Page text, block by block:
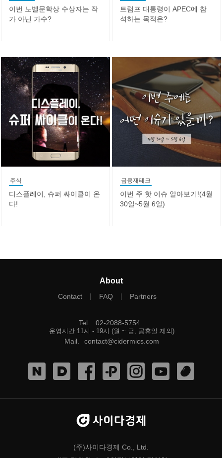
이번 노벨문학상 수상자는 작
가 아닌 가수?
트럼프 대통령이 APEC에 참
석하는 목적은?
주식
디스플레이, 슈퍼 싸이클이 온
다!
금융재테크
이번 주 핫 이슈 알아보기!(4월
30일~5월 6일)
About
Contact | FAQ | Partners
Tel. 02-2088-5754
운영시간 11시 - 19시 (월 ~ 금, 공휴일 제외)
Mail. contact@cidermics.com
(주)사이다경제 Co., Ltd.